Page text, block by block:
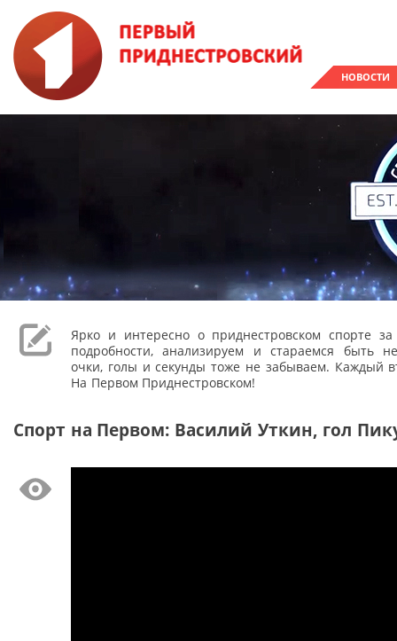
НОВОСТИ
Ярко и интересно о приднестровском спорте
подробности, анализируем и стараемся быть
очки, голы и секунды тоже не забываем. Каждый
На Первом Приднестровском!
Спорт на Первом: Василий Уткин, гол